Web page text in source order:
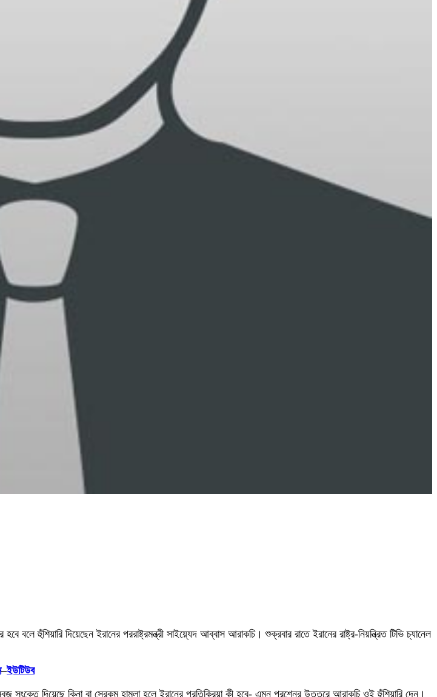
হুঁশিয়ারি দিয়েছেন ইরানের পররাষ্ট্রমন্ত্রী সাইয়্যেদ আব্বাস আরাকচি। শুক্রবার রাতে ইরানের রাষ্ট্র-নিয়ন্ত্রিত টিভি চ্যানেল
–ইউটিউব
সংকেত দিয়েছে কিনা বা সেরকম হামলা হলে ইরানের প্রতিক্রিয়া কী হবে- এমন প্রশ্নের উত্তরে আরাকচি ওই হুঁশিয়ারি দেন।